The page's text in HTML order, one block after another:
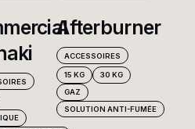
Afterburner
ACCESSOIRES
15 KG
30 KG
GAZ
SOLUTION ANTI-FUMÉE